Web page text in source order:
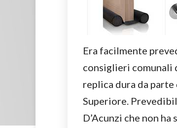
Era facilmente
consiglieri comunali
replica dura da
Superiore.
D’Acunzi che non